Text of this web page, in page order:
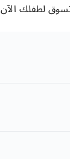
تسوق لطفلك الآن